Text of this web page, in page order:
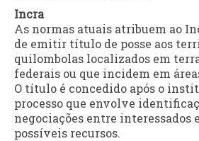
Incra
As normas atuais atribuem ao
de emitir título de posse aos
quilombolas localizados em
federais ou que incidem em
O título é concedido após o
processo que envolve
negociações entre interessados
possíveis recursos.